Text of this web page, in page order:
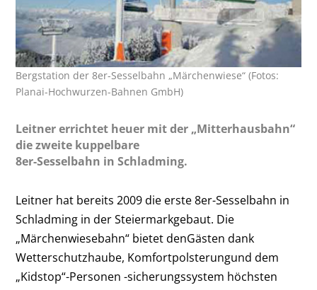
Bergstation der 8er-Sesselbahn „Märchenwiese“ (Fotos:
Planai-Hochwurzen-Bahnen GmbH)
Leitner errichtet heuer mit der „Mitterhausbahn“
die zweite kuppelbare
8er-Sesselbahn in Schladming.
Leitner hat bereits 2009 die erste 8er-Sesselbahn in
Schladming in der Steiermarkgebaut. Die
„Märchenwiesebahn“ bietet denGästen dank
Wetterschutzhaube, Komfortpolsterungund dem
„Kidstop“-Personen -sicherungssystem höchsten